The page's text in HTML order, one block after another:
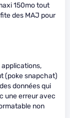
150mo tout
des MAJ pour
applications,
(poke snapchat)
données qui
une erreur avec
non